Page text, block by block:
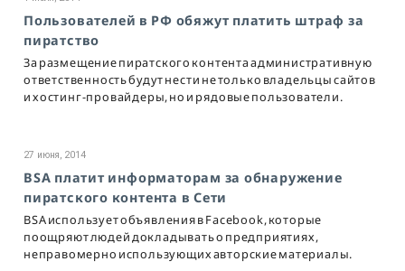
Пользователей в РФ обяжут платить штраф за
пиратство
За размещение пиратского контента административную
ответственность будут нести не только владельцы сайтов
и хостинг-провайдеры, но и рядовые пользователи.
27 июня, 2014
BSA платит информаторам за обнаружение
пиратского контента в Сети
BSA использует объявления в Facebook, которые
поощряют людей докладывать о предприятиях,
неправомерно использующих авторские материалы.